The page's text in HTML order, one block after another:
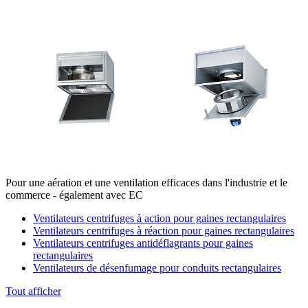
Pour une aération et une ventilation efficaces dans l'industrie et le
commerce - également avec EC
Ventilateurs centrifuges à action pour gaines rectangulaires
Ventilateurs centrifuges à réaction pour gaines rectangulaires
Ventilateurs centrifuges antidéflagrants pour gaines
rectangulaires
Ventilateurs de désenfumage pour conduits rectangulaires
Tout afficher